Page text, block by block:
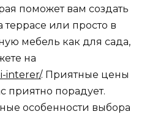
поможет вам создать
террасе или просто в
мебель как для сада,
на
interer/. Приятные цены
приятно порадует.
особенности выбора